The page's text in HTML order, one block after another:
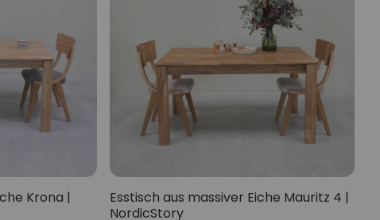
Krona |
Esstisch aus massiver Eiche Mauritz 4 |
NordicStory